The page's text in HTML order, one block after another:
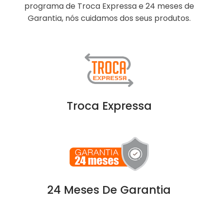
programa de Troca Expressa e 24 meses de
Garantia, nós cuidamos dos seus produtos.
Troca Expressa
24 Meses De Garantia